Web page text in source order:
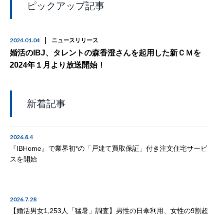
ピックアップ記事
2024.01.04 ニュースリリース
婚活のIBJ、タレントの森香澄さんを起用した新ＣＭを
2024年１月より放送開始！
新着記事
2026.8.4
『IBHome』で業界初*の「戸建て買取保証」付き注文住宅サービ
スを開始
2026.7.28
【婚活男女1,253人「猛暑」調査】男性の日傘利用、女性の9割超